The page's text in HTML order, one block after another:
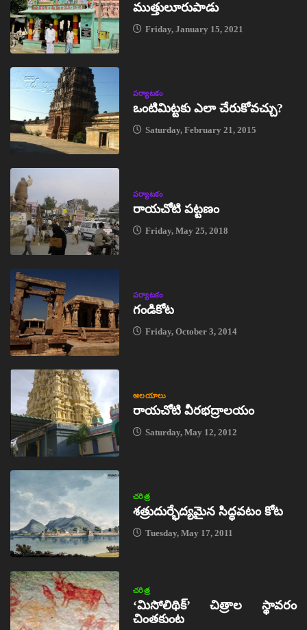
ముత్తులూరుపాడు
Friday, January 15, 2021
పర్యాటకం
ఒంటిమిట్టకు ఎలా చేరుకోవచ్చు?
Saturday, February 21, 2015
పర్యాటకం
రాయచోటి పట్టణం
Friday, May 25, 2018
పర్యాటకం
గండికోట
Friday, October 3, 2014
ఆలయాలు
రాయచోటి వీరభద్రాలయం
Saturday, May 12, 2012
చరిత్ర
శత్రుదుర్భేద్యమైన సిద్ధవటం కోట
Tuesday, May 17, 2011
చరిత్ర
‘మిసోలిథిక్‌’ చిత్రాల స్థావరం
చింతకుంట